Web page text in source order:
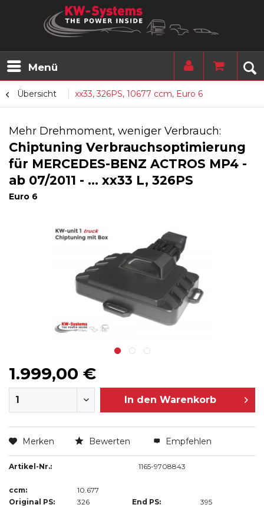
Menü
Übersicht xx33, 326PS, 10677 ccm, Euro 6
Mehr Drehmoment, weniger Verbrauch:
Chiptuning Verbrauchsoptimierung
für MERCEDES-BENZ ACTROS MP4 -
ab 07/2011 - ... xx33 L, 326PS
Euro 6
1.999,00 €
In den Warenkorb
Merken Bewerten Empfehlen
Artikel-Nr.: 1165-9708843
ccm:
10.677
Original PS:
326 End PS:
395